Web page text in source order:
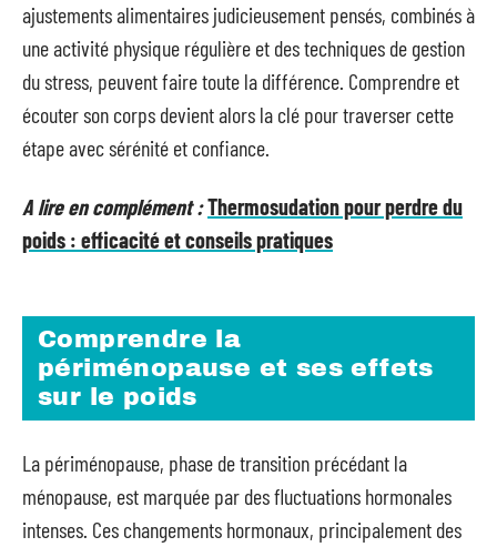
ajustements alimentaires judicieusement pensés, combinés à
une activité physique régulière et des techniques de gestion
du stress, peuvent faire toute la différence. Comprendre et
écouter son corps devient alors la clé pour traverser cette
étape avec sérénité et confiance.
A lire en complément :Thermosudation pour perdre du
poids : efficacité et conseils pratiques
Comprendre la
périménopause et ses effets
sur le poids
La périménopause, phase de transition précédant la
ménopause, est marquée par des fluctuations hormonales
intenses. Ces changements hormonaux, principalement des